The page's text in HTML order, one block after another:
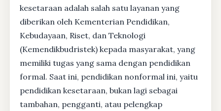
kesetaraan adalah salah satu layanan yang
diberikan oleh Kementerian Pendidikan,
Kebudayaan, Riset, dan Teknologi
(Kemendikbudristek) kepada masyarakat, yang
memiliki tugas yang sama dengan pendidikan
formal. Saat ini, pendidikan nonformal ini, yaitu
pendidikan kesetaraan, bukan lagi sebagai
tambahan, pengganti, atau pelengkap